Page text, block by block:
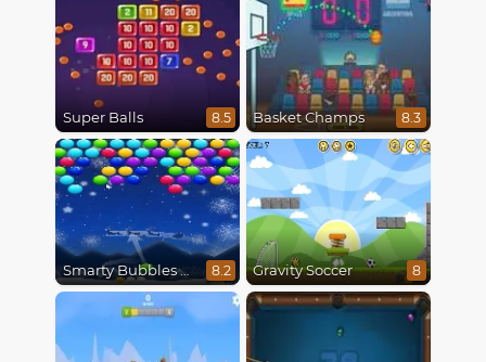
Super Balls 8.5 Basket Champs 8.3
Smarty Bubbles X-Mas Edition 8.2 Gravity Soccer 8